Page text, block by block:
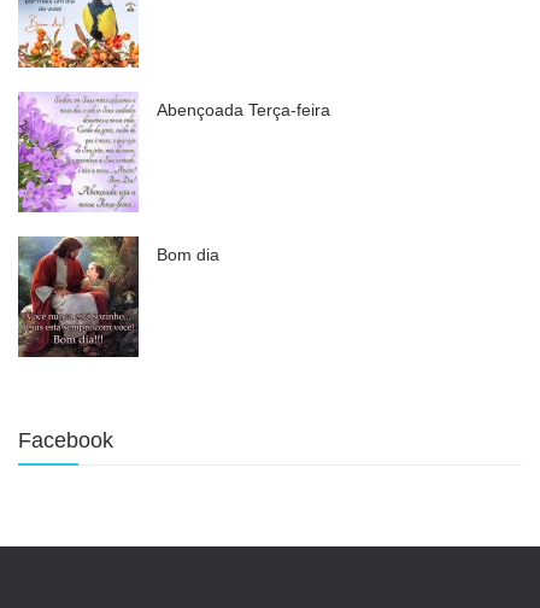
Abençoada Terça-feira
Bom dia
Facebook